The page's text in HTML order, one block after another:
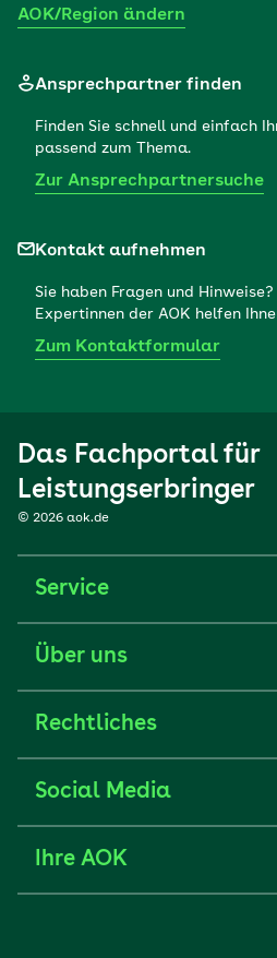
AOK/Region ändern
Ansprechpartner finden
Finden Sie schnell und einfach
passend zum Thema.
Zur Ansprechpartnersuche
Kontakt aufnehmen
Sie haben Fragen und
Expertinnen der AOK helfen
Zum Kontaktformular
Das Fachportal für
Leistungserbringer
© 2026 aok.de
Service
Über uns
Rechtliches
Social Media
Ihre AOK